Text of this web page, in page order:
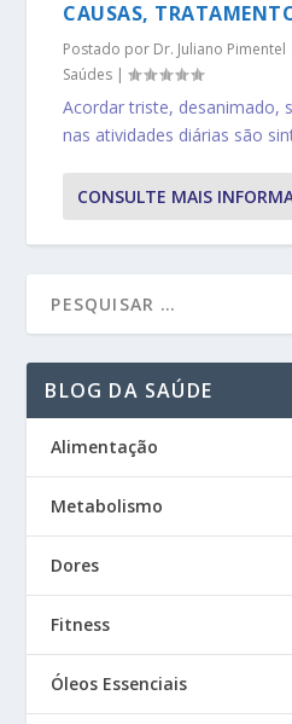
CAUSAS,
Postado por Dr. Juliano Pimentel
Saúdes |
Acordar triste, desanimado,
nas atividades diárias são
CONSULTE MAIS
BLOG DA SAÚDE
Alimentação
Metabolismo
Dores
Fitness
Óleos Essenciais